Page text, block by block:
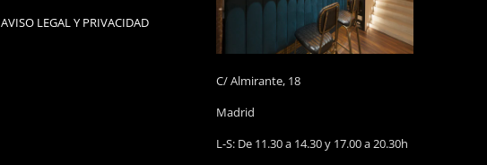
AVISO LEGAL Y PRIVACIDAD
C/ Almirante, 18
Madrid
L-S: De 11.30 a 14.30 y 17.00 a 20.30h